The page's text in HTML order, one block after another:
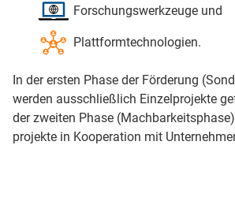
Forschungswerkzeuge und
Plattformtechnologien.
In der ersten Phase der Förderung
werden aus­schließlich Einzel­projekte
der zweiten Phase
projekte in Kooperation mit